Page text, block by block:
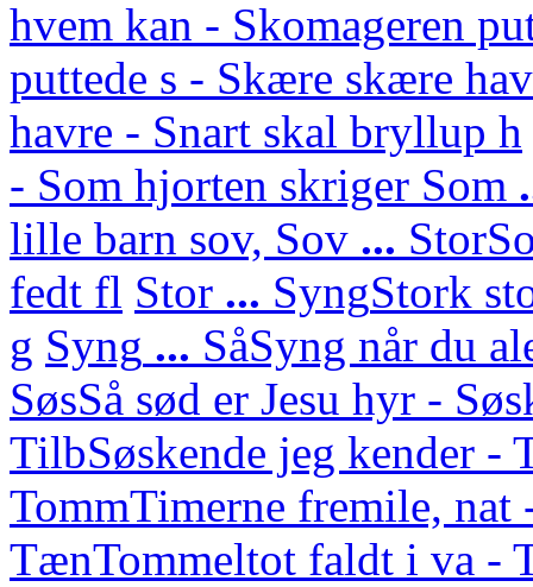
hvem kan - Skomageren
puttede s - Skære skære
havre - Snart skal bryllup h
- Som hjorten skriger Som
lille barn sov, Sov ... Stor
fedt fl Stor ... SyngStork
g Syng ... SåSyng når du
SøsSå sød er Jesu hyr -
TilbSøskende jeg kender -
TommTimerne fremile,
TænTommeltot faldt i va -